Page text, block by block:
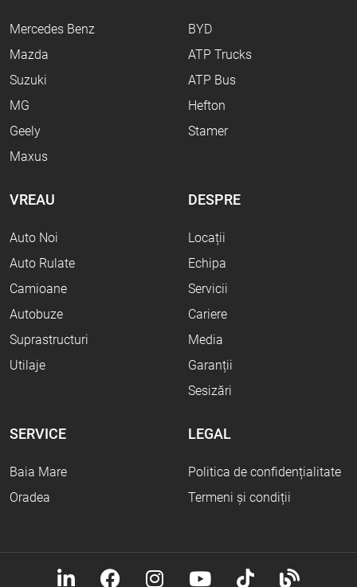
Mercedes Benz
Mazda
Suzuki
MG
Geely
Maxus
BYD
ATP Trucks
ATP Bus
Hefton
Stamer
VREAU
Auto Noi
Auto Rulate
Camioane
Autobuze
Suprastructuri
Utilaje
DESPRE
Locații
Echipa
Servicii
Cariere
Media
Garanții
Sesizări
SERVICE
Baia Mare
Oradea
LEGAL
Politica de confidențialitate
Termeni și condiții